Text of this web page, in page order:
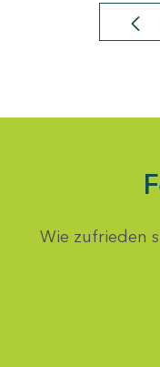
Wie zufrieden